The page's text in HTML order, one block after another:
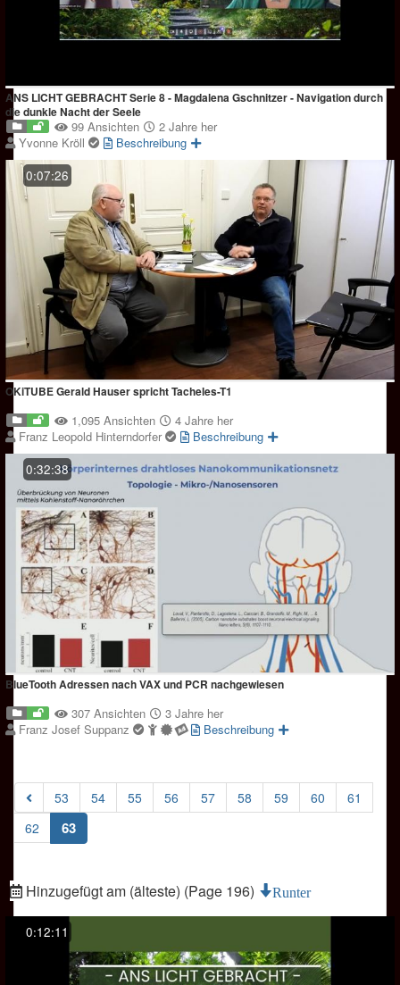
ANS LICHT GEBRACHT Serie 8 - Magdalena Gschnitzer - Navigation durch
die dunkle Nacht der Seele
99 Ansichten
2 Jahre her
Yvonne Kröll
Beschreibung
0:07:26
OKiTUBE Gerald Hauser spricht Tacheles-T1
1,095 Ansichten
4 Jahre her
Franz Leopold Hinterndorfer
Beschreibung
0:32:38
BlueTooth Adressen nach VAX und PCR nachgewiesen
307 Ansichten
3 Jahre her
Franz Josef Suppanz
Beschreibung
53 54 55 56 57 58 59 60
61
62
63(current)
Hinzugefügt am (älteste) (Page 196) Runter
0:12:11